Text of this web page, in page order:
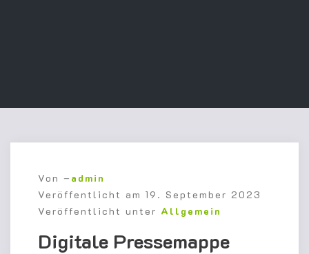
Von – admin
Veröffentlicht am 19. September 2023
Veröffentlicht unter Allgemein
Digitale Pressemappe